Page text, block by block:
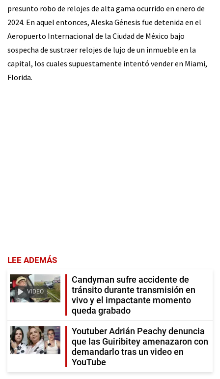
presunto robo de relojes de alta gama ocurrido en enero de
2024. En aquel entonces, Aleska Génesis fue detenida en el
Aeropuerto Internacional de la Ciudad de México bajo
sospecha de sustraer relojes de lujo de un inmueble en la
capital, los cuales supuestamente intentó vender en Miami,
Florida.
LEE ADEMÁS
VIDEO
Candyman sufre accidente de
tránsito durante transmisión en
vivo y el impactante momento
queda grabado
Youtuber Adrián Peachy denuncia
que las Guiribitey amenazaron con
demandarlo tras un video en
YouTube